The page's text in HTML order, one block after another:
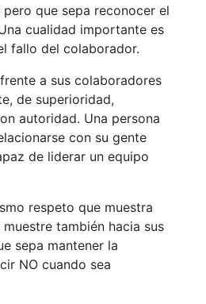
que sepa reconocer el
cualidad importante es
fallo del colaborador.
a sus colaboradores
de superioridad,
autoridad. Una persona
con su gente
de liderar un equipo
respeto que muestra
también hacia sus
sepa mantener la
NO cuando sea